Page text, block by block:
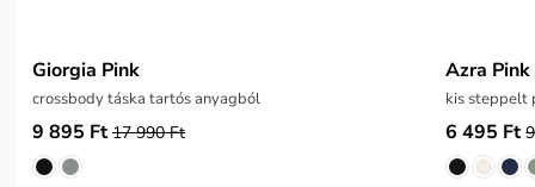
Giorgia Pink
crossbody táska tartós anyagból
9 895 Ft 17 990 Ft
Azra Pink
kis steppelt
6 495 Ft